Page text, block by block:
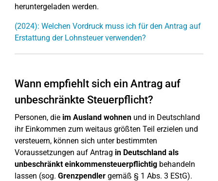
heruntergeladen werden.
(2024): Welchen Vordruck muss ich für den Antrag auf
Erstattung der Lohnsteuer verwenden?
Wann empfiehlt sich ein Antrag auf
unbeschränkte Steuerpflicht?
Personen, die im Ausland wohnen und in Deutschland
ihr Einkommen zum weitaus größten Teil erzielen und
versteuern, können sich unter bestimmten
Voraussetzungen auf Antrag in Deutschland als
unbeschränkt einkommensteuerpflichtig behandeln
lassen (sog. Grenzpendler gemäß § 1 Abs. 3 EStG).